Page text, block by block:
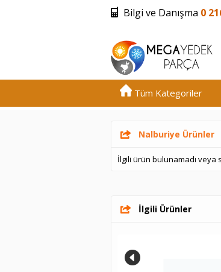
Bilgi ve Danışma 0
Tüm Kategoriler
Nalburiye Ürünler
İlgili ürün bulunamadı veya
İlgili Ürünler